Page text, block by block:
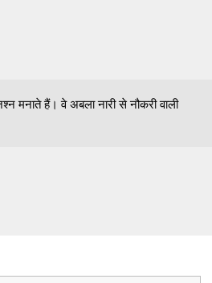
मनाते हैं। वे अबला नारी से नौकरी वाली